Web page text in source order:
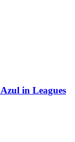
in Leagues